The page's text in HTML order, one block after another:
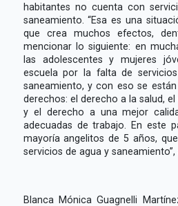
habitantes no cuenta con
saneamiento. “Esa es una
que crea muchos efectos,
mencionar lo siguiente: en
las adolescentes y mujeres
escuela por la falta de
saneamiento, y con eso se
derechos: el derecho a la salud,
y el derecho a una mejor
adecuadas de trabajo. En este
mayoría angelitos de 5 años,
servicios de agua y saneamiento”,
Blanca Mónica Guagnelli